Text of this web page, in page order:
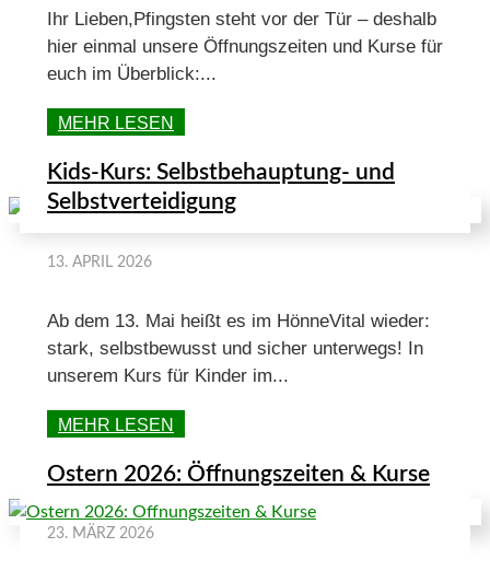
Ihr Lieben,Pfingsten steht vor der Tür – deshalb
hier einmal unsere Öffnungszeiten und Kurse für
euch im Überblick:...
MEHR LESEN
Kids-Kurs: Selbstbehauptung- und
Selbstverteidigung
13. APRIL 2026
Ab dem 13. Mai heißt es im HönneVital wieder:
stark, selbstbewusst und sicher unterwegs! In
unserem Kurs für Kinder im...
MEHR LESEN
Ostern 2026: Öffnungszeiten & Kurse
23. MÄRZ 2026